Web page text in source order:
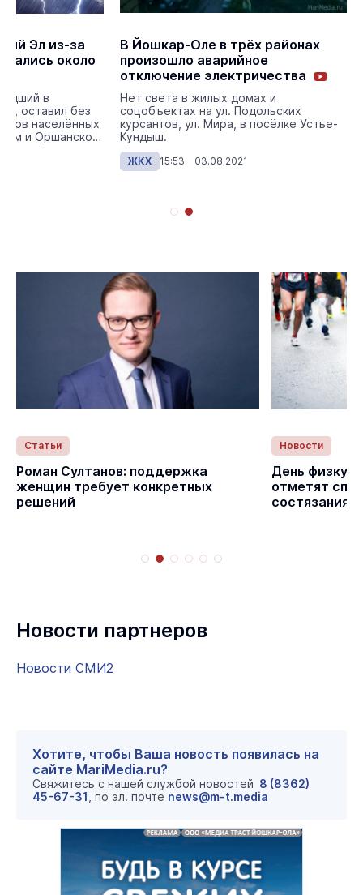
Эл из-за
около
в
оставил без
населённых
и Оршанском
В Йошкар-Оле в трёх районах
произошло аварийное
отключение электричества
Нет света в жилых домах и
соцобъектах на ул. Подольских
курсантов, ул. Мира, в посёлке Устье-
Кундыш.
ЖКХ 15:53 03.08.2021
Статьи
Роман Султанов: поддержка
женщин требует конкретных
решений
Новости
День
отметят
Новости партнеров
Новости СМИ2
Хотите, чтобы Ваша новость появилась на
сайте MariMedia.ru?
Свяжитесь с нашей службой новостей 8 (8362)
45-67-31 , по эл. почте news@m-t.media